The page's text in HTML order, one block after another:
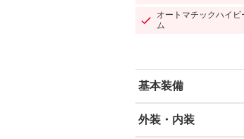
オートマチックハイビ
ム
基本装備
エアバッグ：運転席/助
外装・内装